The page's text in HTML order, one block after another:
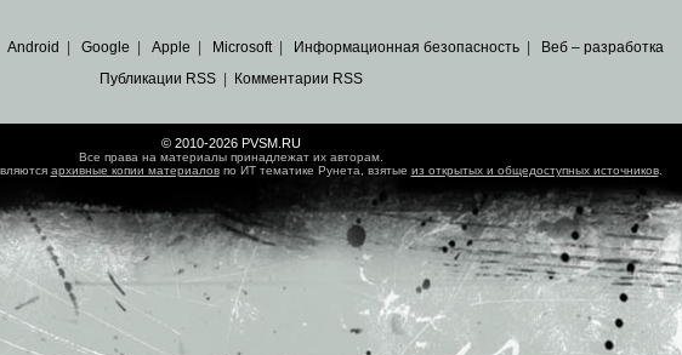
Android Google Apple Microsoft| Информационная безопасность
Веб – разработка
Публикации RSS| Комментарии RSS
© 2010-2026 PVSM.RU
Все права на материалы принадлежат их авторам.
архивные копии материаловпо ИТ тематике Рунета, взятые из открытых и общедоступных источников.